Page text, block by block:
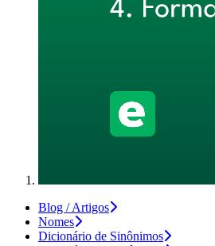
Blog / Artigos
Nomes
Dicionário de Sinônimos